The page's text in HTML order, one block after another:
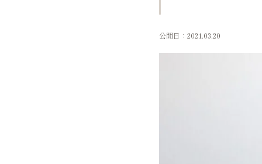
公開日：2021.03.20